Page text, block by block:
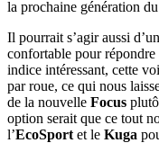
la prochaine génération du
Il pourrait s’agir aussi
confortable pour répondre
indice intéressant, cette
par roue, ce qui nous
de la nouvelle Focus
option serait que ce tout
l’EcoSport et le Kuga